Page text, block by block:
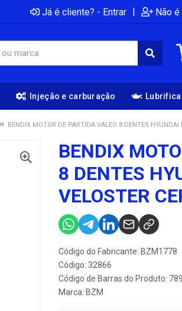
Já é cliente? - Entrar | Não
Injeção e carburação
BENDIX MOTOR DE PARTIDA VALEO 8 DENTES
BENDIX
8 DENTES
VELOSTER
Código do Fabricante: BZM1778
Código: 32866
Código de Barras do Produto:
Marca: BZM